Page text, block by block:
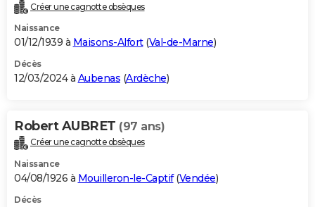
Créer une cagnotte obsèques
Naissance
01/12/1939 à Maisons-Alfort(Val-de-Marne)
Décès
12/03/2024 à Aubenas (Ardèche)
Robert AUBRET (97 ans)
Créer une cagnotte obsèques
Naissance
04/08/1926 à Mouilleron-le-Captif(Vendée)
Décès